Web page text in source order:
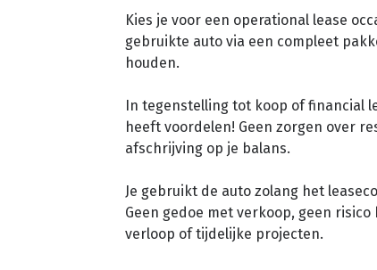
Kies je voor een operational lease
gebruikte auto via een compleet
houden.
In tegenstelling tot koop of financial
heeft voordelen! Geen zorgen over
afschrijving op je balans.
Je gebruikt de auto zolang het
Geen gedoe met verkoop, geen
verloop of tijdelijke projecten.